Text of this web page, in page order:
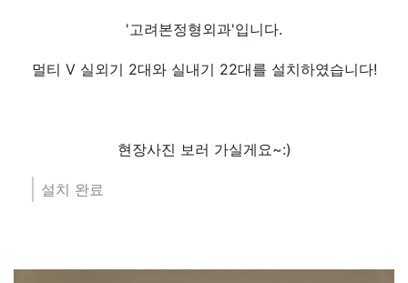
'고려본정형외과'입니다.
멀티 V 실외기 2대와 실내기 22대를 설치하였습니다!
현장사진 보러 가실게요~:)
설치 완료